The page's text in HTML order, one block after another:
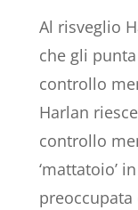
Al risveglio
che gli
controllo
Harlan
controllo
‘mattatoio’